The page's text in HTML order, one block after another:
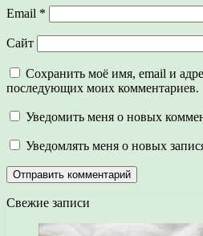
Email *
Сайт
Сохранить моё имя, email и
последующих моих комментариев.
Уведомить меня о новых
Уведомлять меня о новых
Свежие записи